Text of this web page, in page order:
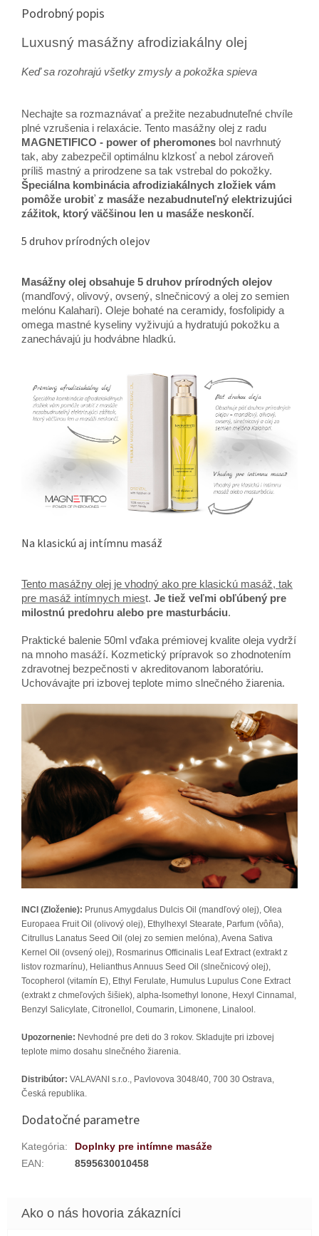
Podrobný popis
Luxusný masážny afrodiziakálny olej
Keď sa rozohrajú všetky zmysly a pokožka spieva
Nechajte sa rozmaznávať a prežite nezabudnuteľné chvíle
plné vzrušenia i relaxácie. Tento masážny olej z radu
MAGNETIFICO - power of pheromones bol navrhnutý
tak, aby zabezpečil optimálnu klzkosť a nebol zároveň
príliš mastný a prirodzene sa tak vstrebal do pokožky.
Špeciálna kombinácia afrodiziakálnych zložiek vám
pomôže urobiť z masáže nezabudnuteľný elektrizujúci
zážitok, ktorý väčšinou len u masáže neskončí.
5 druhov prírodných olejov
Masážny olej obsahuje 5 druhov prírodných olejov
(mandľový, olivový, ovsený, slnečnicový a olej zo semien
melónu Kalahari). Oleje bohaté na ceramidy, fosfolipidy a
omega mastné kyseliny vyživujú a hydratujú pokožku a
zanechávajú ju hodvábne hladkú.
Na klasickú aj intímnu masáž
Tento masážny olej je vhodný ako pre klasickú masáž, tak
pre masáž intímnych miest. Je tiež veľmi obľúbený pre
milostnú predohru alebo pre masturbáciu.
Praktické balenie 50ml vďaka prémiovej kvalite oleja vydrží
na mnoho masáží. Kozmetický prípravok so zhodnotením
zdravotnej bezpečnosti v akreditovanom laboratóriu.
Uchovávajte pri izbovej teplote mimo slnečného žiarenia.
INCI (Zloženie): Prunus Amygdalus Dulcis Oil (mandľový olej), Olea
Europaea Fruit Oil (olivový olej), Ethylhexyl Stearate, Parfum (vôňa),
Citrullus Lanatus Seed Oil (olej zo semien melóna), Avena Sativa
Kernel Oil (ovsený olej), Rosmarinus Officinalis Leaf Extract (extrakt z
listov rozmarínu), Helianthus Annuus Seed Oil (slnečnicový olej),
Tocopherol (vitamín E), Ethyl Ferulate, Humulus Lupulus Cone Extract
(extrakt z chmeľových šišiek), alpha-Isomethyl Ionone, Hexyl Cinnamal,
Benzyl Salicylate, Citronellol, Coumarin, Limonene, Linalool.
Upozornenie: Nevhodné pre deti do 3 rokov. Skladujte pri izbovej
teplote mimo dosahu slnečného žiarenia.
Distribútor: VALAVANI s.r.o., Pavlovova 3048/40, 700 30 Ostrava,
Česká republika.
Dodatočné parametre
Kategória:
Doplnky pre intímne masáže
EAN: 8595630010458